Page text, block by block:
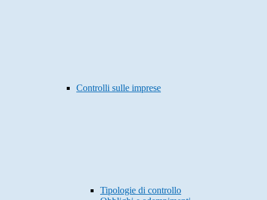
Controlli sulle imprese
Tipologie di controllo